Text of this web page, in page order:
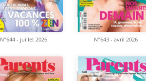
N°644 - juillet 2026 N°643 - avril 2026